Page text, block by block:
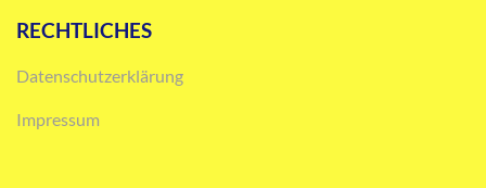
RECHTLICHES
Datenschutzerklärung
Impressum